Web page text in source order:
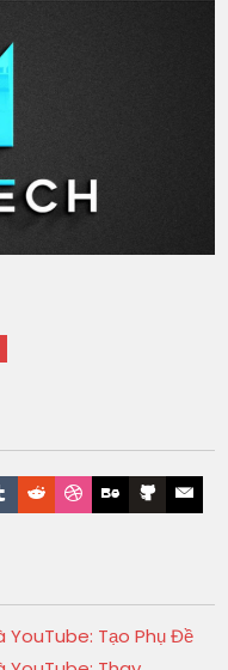
YouTube: Tạo Phụ Đề